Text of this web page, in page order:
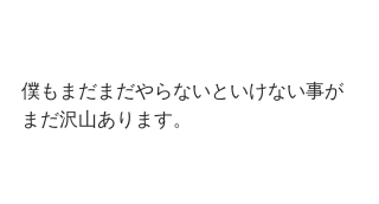
僕もまだまだやらないといけない事が
まだ沢山あります。